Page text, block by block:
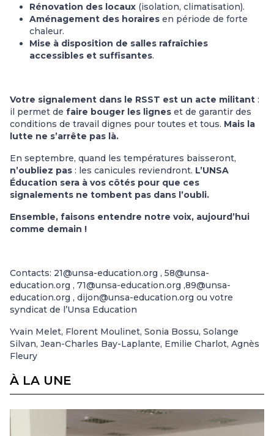
Rénovation des locaux (isolation, climatisation).
Aménagement des horaires en période de forte
chaleur.
Mise à disposition de salles rafraîchies
accessibles et suffisantes.
Votre signalement dans le RSST est un acte militant :
il permet de faire bouger les lignes et de garantir des
conditions de travail dignes pour toutes et tous. Mais la
lutte ne s’arrête pas là.
En septembre, quand les températures baisseront,
n’oubliez pas : les canicules reviendront. L’UNSA
Éducation sera à vos côtés pour que ces
signalements ne tombent pas dans l’oubli.
Ensemble, faisons entendre notre voix, aujourd’hui
comme demain !
Contacts: 21@unsa-education.org , 58@unsa-
education.org , 71@unsa-education.org ,89@unsa-
education.org , dijon@unsa-education.org ou votre
syndicat de l’Unsa Education
Yvain Melet, Florent Moulinet, Sonia Bossu, Solange
Silvan, Jean-Charles Bay-Laplante, Emilie Charlot, Agnès
Fleury
À LA UNE